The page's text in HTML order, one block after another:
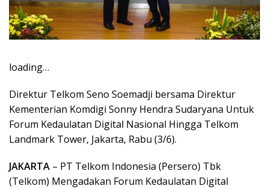
loading…
Direktur Telkom Seno Soemadji bersama Direktur
Kementerian Komdigi Sonny Hendra Sudaryana Untuk
Forum Kedaulatan Digital Nasional Hingga Telkom
Landmark Tower, Jakarta, Rabu (3/6).
JAKARTA – PT Telkom Indonesia (Persero) Tbk
(Telkom) Mengadakan Forum Kedaulatan Digital